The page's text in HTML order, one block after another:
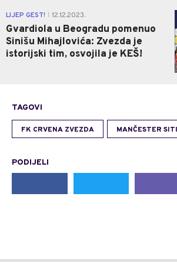
LIJEP GEST! 12.12.2023.
Gvardiola u Beogradu pomenuo
Sinišu Mihajlovića: Zvezda je
istorijski tim, osvojila je KEŠ!
TAGOVI
FK CRVENA ZVEZDA MANČESTER SITI
PODIJELI